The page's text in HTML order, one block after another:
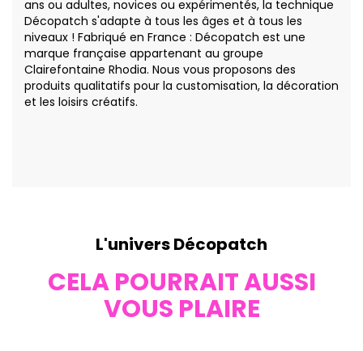
ans ou adultes, novices ou expérimentés, la technique
Décopatch s'adapte à tous les âges et à tous les
niveaux ! Fabriqué en France : Décopatch est une
marque française appartenant au groupe
Clairefontaine Rhodia. Nous vous proposons des
produits qualitatifs pour la customisation, la décoration
et les loisirs créatifs.
L'univers Décopatch
CELA POURRAIT AUSSI
VOUS PLAIRE